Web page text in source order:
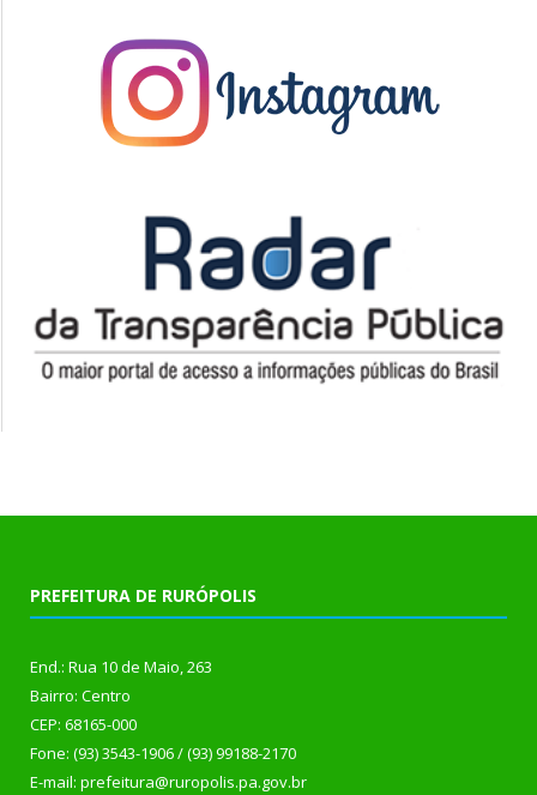
PREFEITURA DE RURÓPOLIS
End.: Rua 10 de Maio, 263
Bairro: Centro
CEP: 68165-000
Fone: (93) 3543-1906 / (93) 99188-2170
E-mail: prefeitura@ruropolis.pa.gov.br